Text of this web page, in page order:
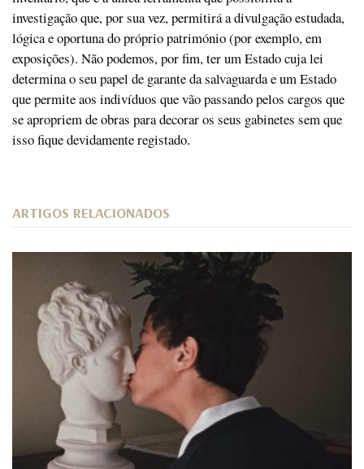
investigação que, por sua vez, permitirá a divulgação estudada,
lógica e oportuna do próprio património (por exemplo, em
exposições). Não podemos, por fim, ter um Estado cuja lei
determina o seu papel de garante da salvaguarda e um Estado
que permite aos indivíduos que vão passando pelos cargos que
se apropriem de obras para decorar os seus gabinetes sem que
isso fique devidamente registado.
ARTIGOS RELACIONADOS